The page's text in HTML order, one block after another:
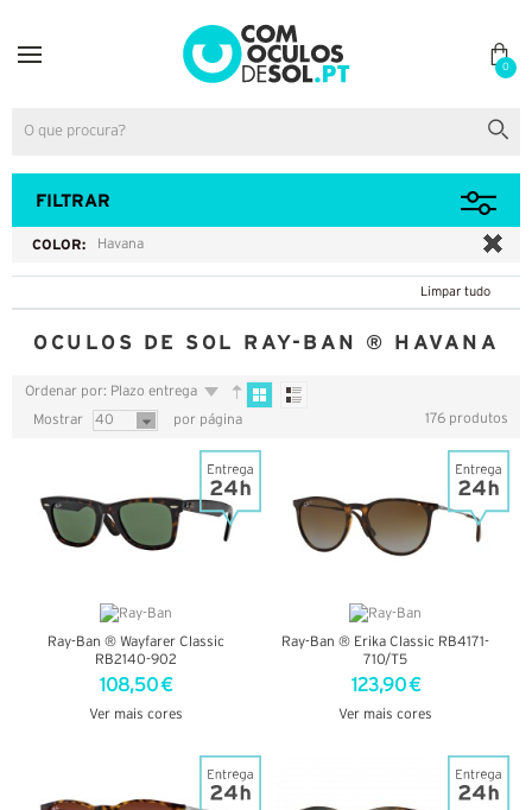
0
FILTRAR
COLOR: Havana
Limpar tudo
OCULOS DE SOL RAY-BAN ® HAVANA
Ordenar por: Plazo entrega
Mostrar 40 por página 176 produtos
Ray-Ban ® Wayfarer Classic
RB2140-902
108,50 €
Ver mais cores
Ray-Ban ® Erika Classic RB4171-
710/T5
123,90 €
Ver mais cores